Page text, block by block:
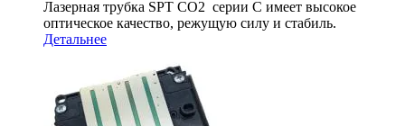
Лазерная трубка SPT СО2 серии C имеет высокое
оптическое качество, режущую силу и стабиль.
Детальнее